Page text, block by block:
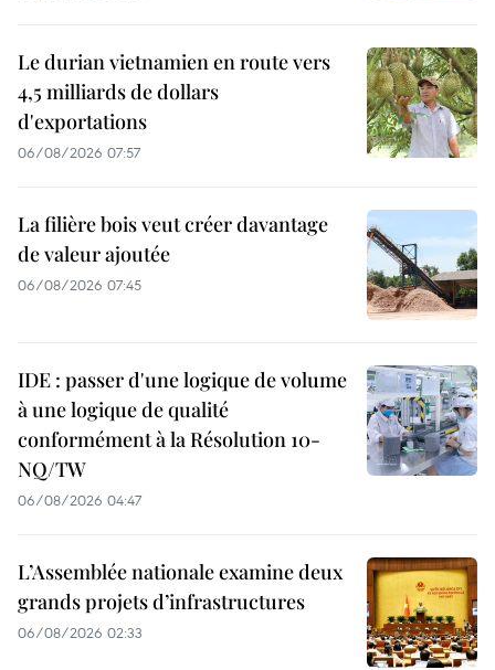
Le durian vietnamien en route vers
4,5 milliards de dollars
d'exportations
06/08/2026 07:57
La filière bois veut créer davantage
de valeur ajoutée
06/08/2026 07:45
IDE : passer d'une logique de volume
à une logique de qualité
conformément à la Résolution 10-
NQ/TW
06/08/2026 04:47
L’Assemblée nationale examine deux
grands projets d’infrastructures
06/08/2026 02:33